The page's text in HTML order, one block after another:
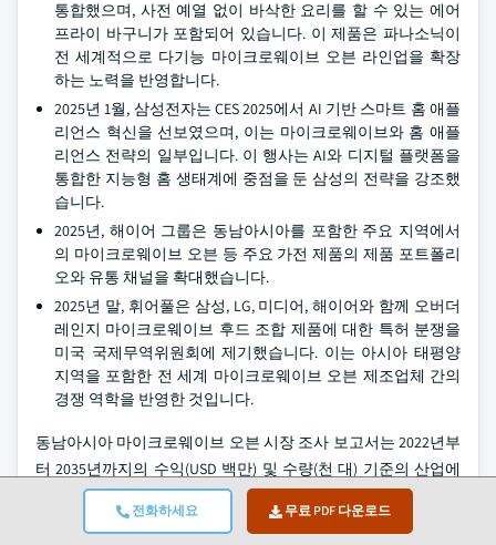
전화하세요 무료 PDF 다운로드
통합했으며, 사전 예열 없이 바삭한 요리를 할 수 있는 에어
프라이 바구니가 포함되어 있습니다. 이 제품은 파나소닉이
전 세계적으로 다기능 마이크로웨이브 오븐 라인업을 확장
하는 노력을 반영합니다.
2025년 1월, 삼성전자는 CES 2025에서 AI 기반 스마트 홈 애플
리언스 혁신을 선보였으며, 이는 마이크로웨이브와 홈 애플
리언스 전략의 일부입니다. 이 행사는 AI와 디지털 플랫폼을
통합한 지능형 홈 생태계에 중점을 둔 삼성의 전략을 강조했
습니다.
2025년, 해이어 그룹은 동남아시아를 포함한 주요 지역에서
의 마이크로웨이브 오븐 등 주요 가전 제품의 제품 포트폴리
오와 유통 채널을 확대했습니다.
2025년 말, 휘어풀은 삼성, LG, 미디어, 해이어와 함께 오버더
레인지 마이크로웨이브 후드 조합 제품에 대한 특허 분쟁을
미국 국제무역위원회에 제기했습니다. 이는 아시아 태평양
지역을 포함한 전 세계 마이크로웨이브 오븐 제조업체 간의
경쟁 역학을 반영한 것입니다.
동남아시아 마이크로웨이브 오븐 시장 조사 보고서는 2022년부
터 2035년까지의 수익(USD 백만) 및 수량(천 대) 기준의 산업에
대한 심층 분석을 포함하며, 다음 세그먼트에 대해 포함됩니다:
제품 유형별 시장